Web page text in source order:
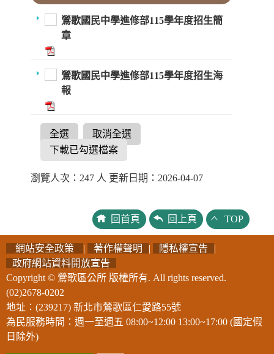
鶯歌國民中學進修部115學年度招生簡
章
鶯歌國民中學進修部115學年度招生海
報
全選
取消全選
下載已勾選檔案
瀏覽人次：247 人 更新日期：2026-04-07
回首頁 回上頁 TOP
網站安全政策 | 著作權聲明 | 隱私權宣告
|
政府網站資料開放宣告
Copyright © 鶯歌區公所 版權所有. All rights reserved.
(02)2678-0202
地址：(239217) 新北市鶯歌區仁愛路55號
為民服務時間：週一至週五 08:00~12:00 13:00~17:00 (國定假
日除外)